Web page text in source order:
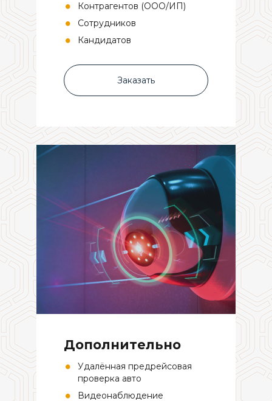
Контрагентов (ООО/ИП)
Сотрудников
Кандидатов
Заказать
Дополнительно
Удалённая предрейсовая
проверка авто
Видеонаблюдение